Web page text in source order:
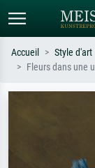
Recherchez par
ex. Monet,
impressionnisme,
Accueil Style d'art
Fleurs dans une